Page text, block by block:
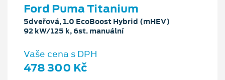
Ford Puma Titanium
5dveřová, 1.0 EcoBoost Hybrid (mHEV)
92 kW/125 k, 6st. manuální
Vaše cena s DPH
478 300 Kč